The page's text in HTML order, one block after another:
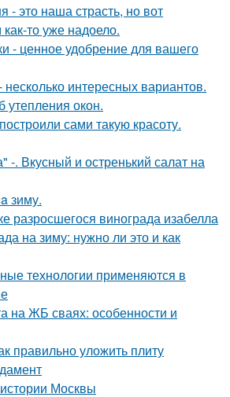
- это наша страсть, но вот
как-то уже надоело.
- ценное удобрение для вашего
интересных вариантов.
окон.
сами такую красоту.
. Вкусный и остренький салат на
зиму.
разросшегося винограда изабелла
на зиму: нужно ли это и как
технологии применяются в
на ЖБ сваях: особенности и
правильно уложить плиту
Москвы